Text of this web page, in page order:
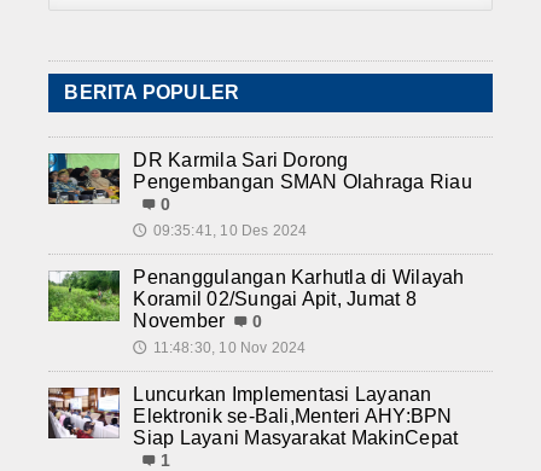
BERITA POPULER
DR Karmila Sari Dorong
Pengembangan SMAN Olahraga Riau
0
🕔 09:35:41, 10 Des 2024
Penanggulangan Karhutla di Wilayah
Koramil 02/Sungai Apit, Jumat 8
November
0
🕔 11:48:30, 10 Nov 2024
Luncurkan Implementasi Layanan
Elektronik se-Bali,Menteri AHY:BPN
Siap Layani Masyarakat MakinCepat
1